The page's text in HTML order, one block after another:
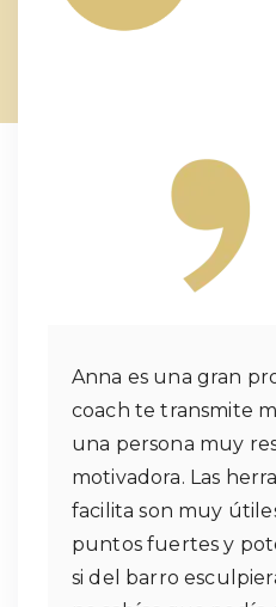
Anna es una gran
coach te transmite
una persona muy
motivadora. Las
facilita son muy
puntos fuertes y
si del barro